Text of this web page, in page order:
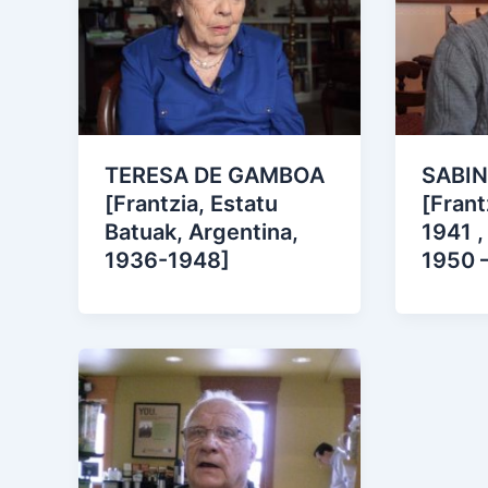
TERESA DE GAMBOA
[Frantzia, Estatu
Batuak, Argentina,
1936-1948]
1941
1950